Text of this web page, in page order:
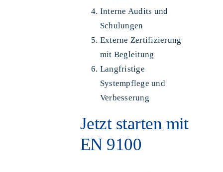
Interne Audits und
Schulungen
Externe Zertifizierung
mit Begleitung
Langfristige
Systempflege und
Verbesserung
Jetzt starten mit
EN 9100